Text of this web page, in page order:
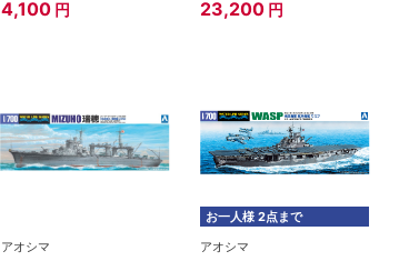
4,100 円 23,200 円
アオシマ
お一人様 2点まで
アオシマ